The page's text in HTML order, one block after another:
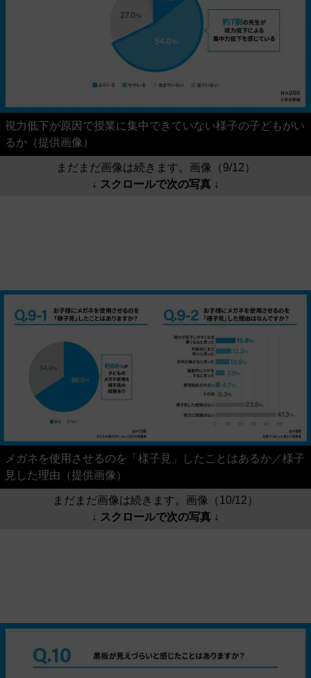
視力低下が原因で授業に集中できていない様子の子どもがい
るか（提供画像）
まだまだ画像は続きます。画像（9/12）
↓ スクロールで次の写真 ↓
メガネを使用させるのを「様子見」したことはあるか／様子
見した理由（提供画像）
まだまだ画像は続きます。画像（10/12）
↓ スクロールで次の写真 ↓